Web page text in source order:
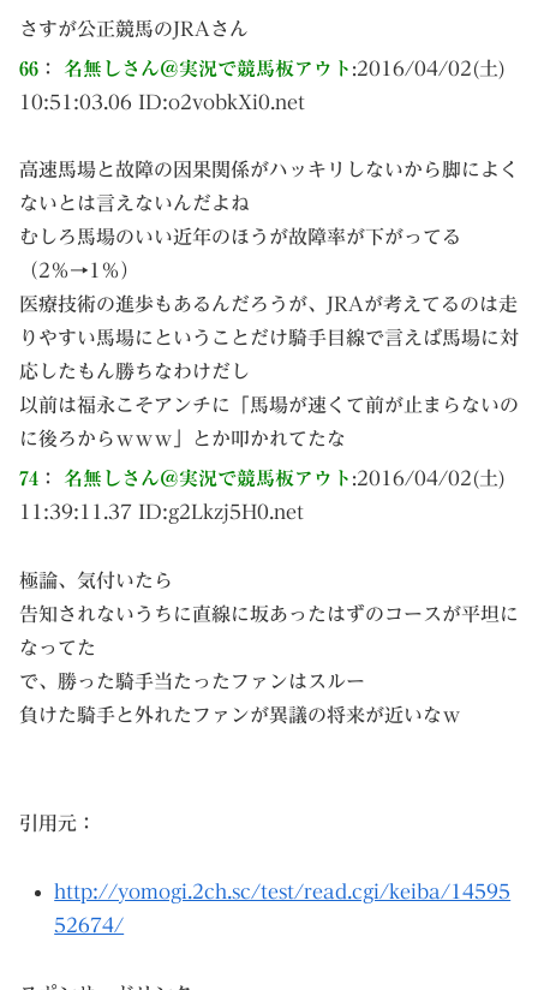
さすが公正競馬のJRAさん
66 ： 名無しさん＠実況で競馬板アウト :2016/04/02(土)
10:51:03.06 ID:o2vobkXi0.net
高速馬場と故障の因果関係がハッキリしないから脚によく
ないとは言えないんだよね
むしろ馬場のいい近年のほうが故障率が下がってる
（2％→1％）
医療技術の進歩もあるんだろうが、JRAが考えてるのは走
りやすい馬場にということだけ騎手目線で言えば馬場に対
応したもん勝ちなわけだし
以前は福永こそアンチに「馬場が速くて前が止まらないの
に後ろからｗｗｗ」とか叩かれてたな
74 ： 名無しさん＠実況で競馬板アウト :2016/04/02(土)
11:39:11.37 ID:g2Lkzj5H0.net
極論、気付いたら
告知されないうちに直線に坂あったはずのコースが平坦に
なってた
で、勝った騎手当たったファンはスルー
負けた騎手と外れたファンが異議の将来が近いなｗ
引用元：
http://yomogi.2ch.sc/test/read.cgi/keiba/14595
52674/